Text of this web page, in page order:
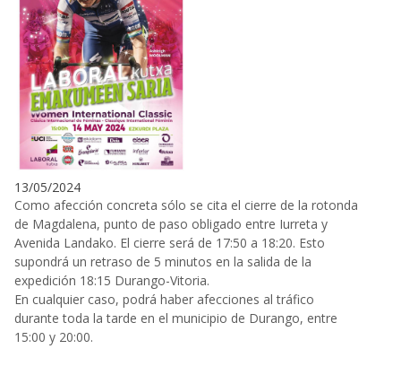
13/05/2024
Como afección concreta sólo se cita el cierre de la rotonda
de Magdalena, punto de paso obligado entre Iurreta y
Avenida Landako. El cierre será de 17:50 a 18:20. Esto
supondrá un retraso de 5 minutos en la salida de la
expedición 18:15 Durango-Vitoria.
En cualquier caso, podrá haber afecciones al tráfico
durante toda la tarde en el municipio de Durango, entre
15:00 y 20:00.